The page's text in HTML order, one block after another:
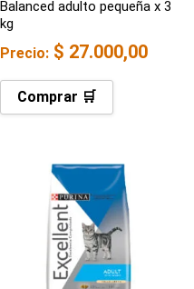
Balanced adulto pequeña x 3
kg
Precio: $ 27.000,00
Comprar 🛒